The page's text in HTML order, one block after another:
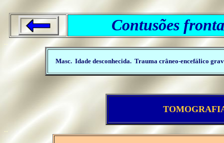
Contusões
..
Masc. Idade desconhecida. Trauma crâneo-encefálico
..